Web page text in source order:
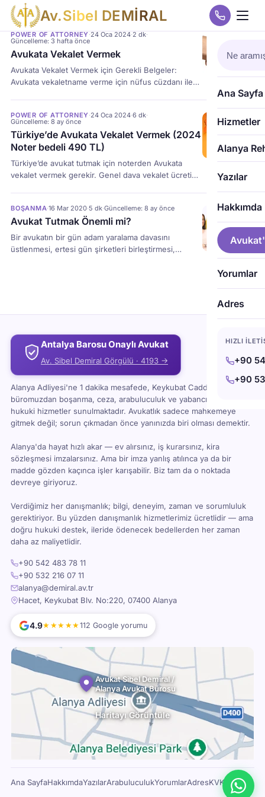
Av.Sibel DEMİRAL
Ana Sayfa
Hizmetler
Alanya
Yazılar
Hakkımda
Yorumlar
Adres
HIZLI
+90
+90
POWER OF ATTORNEY·24 Oca 2024·2 dk·
Güncelleme: 3 hafta önce
Avukata Vekalet Vermek
Avukata Vekalet Vermek için Gerekli Belgeler:
Avukata vekaletname verme için nüfus cüzdanı ile
DAVASI” ibaresi ve “eşin ismi” açıkça belirtilmesi
zorunludur. Şirket için Avukata vekaletname
verilecekse imza sirküleri ve yetki belgesi gerekir.
Şirket yetkilisi hem şirketi adına hem de kendisi için
tek […]
POWER OF ATTORNEY·24 Oca 2024·6 dk·
Güncelleme: 8 ay önce
Türkiye’de Avukata Vekalet Vermek (2024
Noter bedeli 490 TL)
Türkiye’de avukat tutmak için noterden Avukata
vekalet vermek gerekir. Genel dava vekalet ücreti
avukat vekil tayin etmek için bulunduğu ülke
kurumlarınca “Apostile” ifadesi aranır; {power of
attorney in Alanya}.
BOŞANMA·16 Mar 2020·5 dk·Güncelleme: 8 ay önce
Avukat Tutmak Önemli mi?
Bir avukatın bir gün adam yaralama davasını
üstlenmesi, ertesi gün şirketleri birleştirmesi,
Antalya Barosu Onaylı Avukat
Av. Sibel Demiral Görgülü · 4193 →
Alanya Adliyesi'ne 1 dakika mesafede, Keykubat Caddesi'ndeki
büromuzdan boşanma, ceza, arabuluculuk ve yabancı uyruklu
hukuki hizmetler sunulmaktadır. Avukatlık sadece mahkemeye
gitmek değil; sorun çıkmadan önce yanınızda biri olması demektir.
Alanya'da hayat hızlı akar — ev alırsınız, iş kurarsınız, kira
sözleşmesi imzalarsınız. Ama bir imza yanlış atılınca ya da bir
madde gözden kaçınca işler karışabilir. Biz tam da o noktada
devreye giriyoruz.
Verdiğimiz her danışmanlık; bilgi, deneyim, zaman ve sorumluluk
gerektiriyor. Bu yüzden danışmanlık hizmetlerimiz ücretlidir — ama
doğru hukuki destek, ileride ödenecek bedellerden her zaman
daha az maliyetlidir.
+90 542 483 78 11
+90 532 216 07 11
alanya@demiral.av.tr
Hacet, Keykubat Blv. No:220, 07400 Alanya
4.9★★★★★112 Google yorumu
Avukat Sibel Demiral /
Alanya Avukat Bürosu
Haritayı Görüntüle
Ana SayfaHakkımdaYazılarArabuluculukYorumlarAdresKVKK